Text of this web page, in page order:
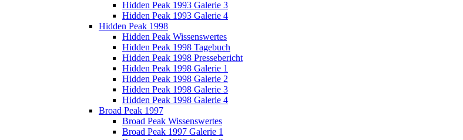
Hidden Peak 1993 Galerie 3
Hidden Peak 1993 Galerie 4
Hidden Peak 1998
Hidden Peak Wissenswertes
Hidden Peak 1998 Tagebuch
Hidden Peak 1998 Pressebericht
Hidden Peak 1998 Galerie 1
Hidden Peak 1998 Galerie 2
Hidden Peak 1998 Galerie 3
Hidden Peak 1998 Galerie 4
Broad Peak 1997
Broad Peak Wissenswertes
Broad Peak 1997 Galerie 1